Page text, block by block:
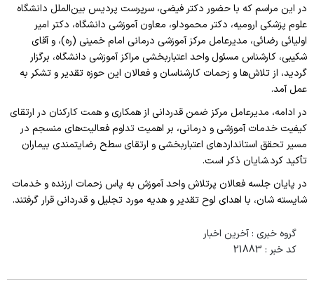
در این مراسم که با حضور دکتر فیضی، سرپرست پردیس بین‌الملل دانشگاه
علوم پزشکی ارومیه، دکتر محمودلو، معاون آموزشی دانشگاه، دکتر امیر
اولیائی رضائی، مدیرعامل مرکز آموزشی درمانی امام خمینی (ره)، و آقای
شکیبی، کارشناس مسئول واحد اعتباربخشی مراکز آموزشی دانشگاه، برگزار
گردید، از تلاش‌ها و زحمات کارشناسان و فعالان این حوزه تقدیر و تشکر به
عمل آمد.
در ادامه، مدیرعامل مرکز ضمن قدردانی از همکاری و همت کارکنان در ارتقای
کیفیت خدمات آموزشی و درمانی، بر اهمیت تداوم فعالیت‌های منسجم در
مسیر تحقق استانداردهای اعتباربخشی و ارتقای سطح رضایتمندی بیماران
تأکید کرد.شایان ذکر است.
در پایان جلسه فعالان پرتلاش واحد آموزش به پاس زحمات ارزنده و خدمات
شایسته شان، با اهدای لوح تقدیر و هدیه مورد تجلیل و قدردانی قرار گرفتند.
گروه خبری : آخرین اخبار
کد خبر : 21883